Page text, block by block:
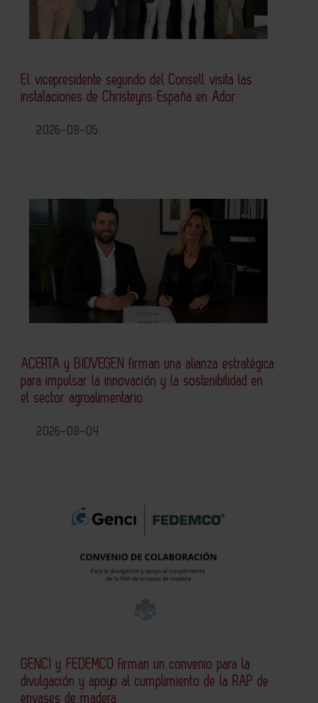
El vicepresidente segundo del Consell visita las
instalaciones de Christeyns España en Ador
2026-08-05
ACERTA y BIOVEGEN firman una alianza estratégica
para impulsar la innovación y la sostenibilidad en
el sector agroalimentario
2026-08-04
GENCI y FEDEMCO firman un convenio para la
divulgación y apoyo al cumplimiento de la RAP de
envases de madera